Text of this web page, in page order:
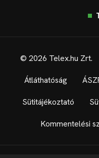
© 2026 Telex.hu Zrt.
Átláthatóság
Sütitájékoztató
Kommentelési